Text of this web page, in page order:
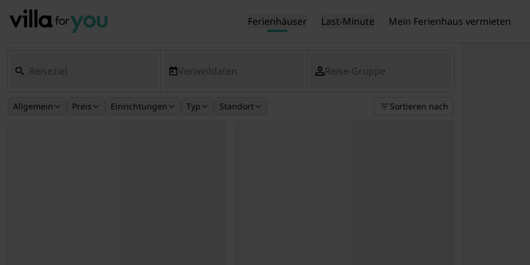
Ferienhäuser Last-Minute Mein Ferienhaus vermieten
Verweildaten Reise-Gruppe
Allgemein Preis Einrichtungen Typ Standort Sortieren nach